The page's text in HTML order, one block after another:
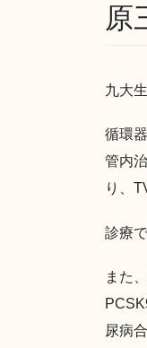
原
九大
循環
管内
り、
診療
また
尿病